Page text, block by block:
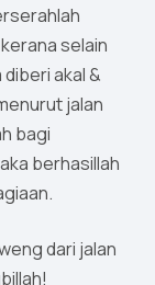
selain
akal &
jalan
bagi
berhasillah
dari jalan